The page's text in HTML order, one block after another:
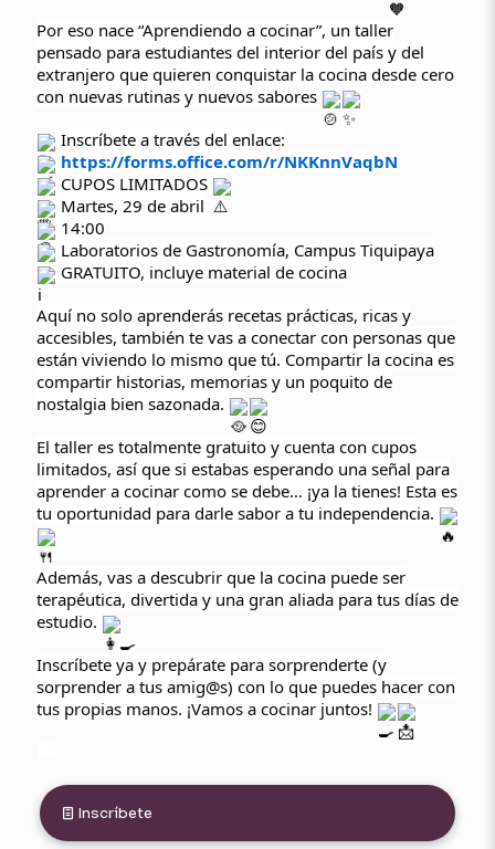
Por eso nace “Aprendiendo a cocinar”, un taller
pensado para estudiantes del interior del país y del
extranjero que quieren conquistar la cocina desde cero
con nuevas rutinas y nuevos sabores
Inscríbete a través del enlace:
https://forms.office.com/r/NKKnnVaqbN
CUPOS LIMITADOS
Martes, 29 de abril
14:00
Laboratorios de Gastronomía, Campus Tiquipaya
GRATUITO, incluye material de cocina
Aquí no solo aprenderás recetas prácticas, ricas y
accesibles, también te vas a conectar con personas que
están viviendo lo mismo que tú. Compartir la cocina es
compartir historias, memorias y un poquito de
nostalgia bien sazonada.
El taller es totalmente gratuito y cuenta con cupos
limitados, así que si estabas esperando una señal para
aprender a cocinar como se debe… ¡ya la tienes! Esta es
tu oportunidad para darle sabor a tu independencia.
Además, vas a descubrir que la cocina puede ser
terapéutica, divertida y una gran aliada para tus días de
estudio.
Inscríbete ya y prepárate para sorprenderte (y
sorprender a tus amig@s) con lo que puedes hacer con
tus propias manos. ¡Vamos a cocinar juntos!
Inscríbete